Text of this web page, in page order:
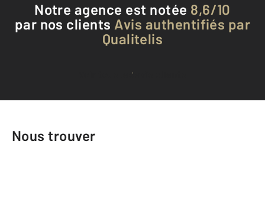
Notre agence est notée 8,6/10
par nos clients Avis authentifiés par
Qualitelis
Voir tous les avis clients
Nous trouver